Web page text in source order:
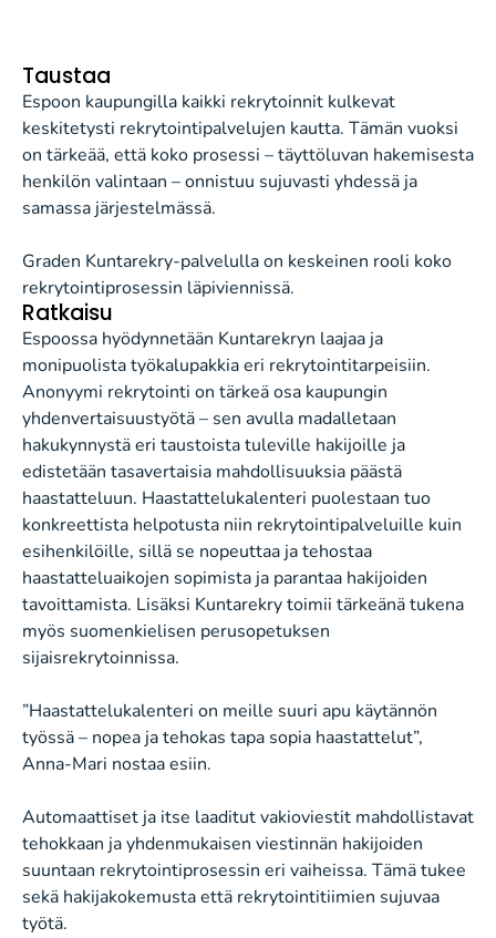
Taustaa
Espoon kaupungilla kaikki rekrytoinnit kulkevat
keskitetysti rekrytointipalvelujen kautta. Tämän vuoksi
on tärkeää, että koko prosessi – täyttöluvan hakemisesta
henkilön valintaan – onnistuu sujuvasti yhdessä ja
samassa järjestelmässä.
Graden Kuntarekry-palvelulla on keskeinen rooli koko
rekrytointiprosessin läpiviennissä.
Ratkaisu
Espoossa hyödynnetään Kuntarekryn laajaa ja
monipuolista työkalupakkia eri rekrytointitarpeisiin.
Anonyymi rekrytointi on tärkeä osa kaupungin
yhdenvertaisuustyötä – sen avulla madalletaan
hakukynnystä eri taustoista tuleville hakijoille ja
edistetään tasavertaisia mahdollisuuksia päästä
haastatteluun. Haastattelukalenteri puolestaan tuo
konkreettista helpotusta niin rekrytointipalveluille kuin
esihenkilöille, sillä se nopeuttaa ja tehostaa
haastatteluaikojen sopimista ja parantaa hakijoiden
tavoittamista. Lisäksi Kuntarekry toimii tärkeänä tukena
myös suomenkielisen perusopetuksen
sijaisrekrytoinnissa.
”Haastattelukalenteri on meille suuri apu käytännön
työssä – nopea ja tehokas tapa sopia haastattelut”,
Anna-Mari nostaa esiin.
Automaattiset ja itse laaditut vakioviestit mahdollistavat
tehokkaan ja yhdenmukaisen viestinnän hakijoiden
suuntaan rekrytointiprosessin eri vaiheissa. Tämä tukee
sekä hakijakokemusta että rekrytointitiimien sujuvaa
työtä.